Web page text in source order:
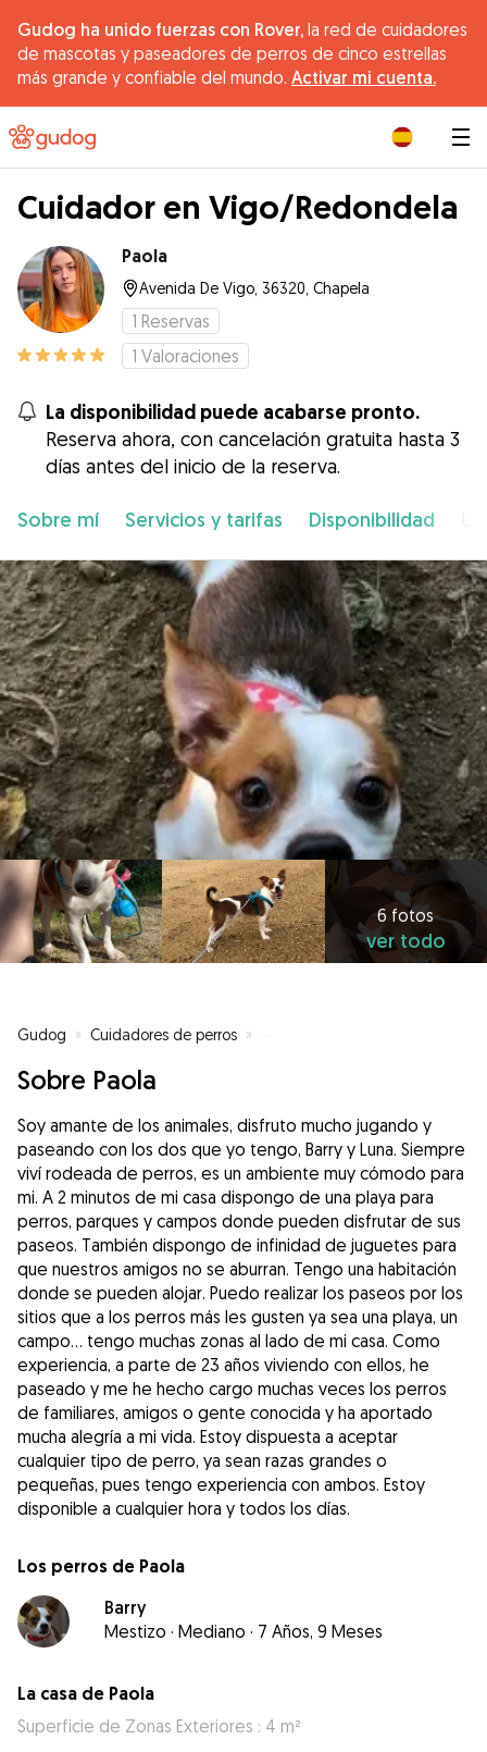
Gudog ha unido fuerzas con Rover, la red de cuidadores
de mascotas y paseadores de perros de cinco estrellas
más grande y confiable del mundo. Activar mi cuenta.
Cuidador en Vigo/Redondela
Paola
Avenida De Vigo, 36320, Chapela
1 Reservas
1 Valoraciones
La disponibilidad puede acabarse pronto.
Reserva ahora, con cancelación gratuita hasta 3
días antes del inicio de la reserva.
Sobre mí Servicios y tarifas Disponibilidad
6 fotos
ver todo
Gudog » Cuidadores de perros » Cuidadores de perros en
Sobre Paola
Soy amante de los animales, disfruto mucho jugando y
paseando con los dos que yo tengo, Barry y Luna. Siempre
viví rodeada de perros, es un ambiente muy cómodo para
mi. A 2 minutos de mi casa dispongo de una playa para
perros, parques y campos donde pueden disfrutar de sus
paseos. También dispongo de infinidad de juguetes para
que nuestros amigos no se aburran. Tengo una habitación
donde se pueden alojar. Puedo realizar los paseos por los
sitios que a los perros más les gusten ya sea una playa, un
campo... tengo muchas zonas al lado de mi casa. Como
experiencia, a parte de 23 años viviendo con ellos, he
paseado y me he hecho cargo muchas veces los perros
de familiares, amigos o gente conocida y ha aportado
mucha alegría a mi vida. Estoy dispuesta a aceptar
cualquier tipo de perro, ya sean razas grandes o
pequeñas, pues tengo experiencia con ambos. Estoy
disponible a cualquier hora y todos los días.
Los perros de Paola
Barry
Mestizo · Mediano · 7 Años, 9 Meses
La casa de Paola
Superficie de Zonas Exteriores : 4 m²